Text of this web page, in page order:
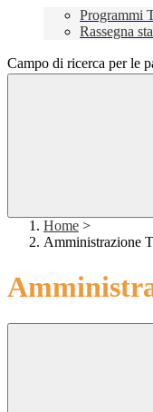
Programmi
Rassegna
Campo di ricerca per le
Home >
Amministrazione